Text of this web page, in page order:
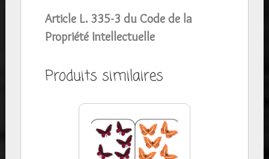
Article L. 335-3 du Code de la
Propriété Intellectuelle
Produits similaires